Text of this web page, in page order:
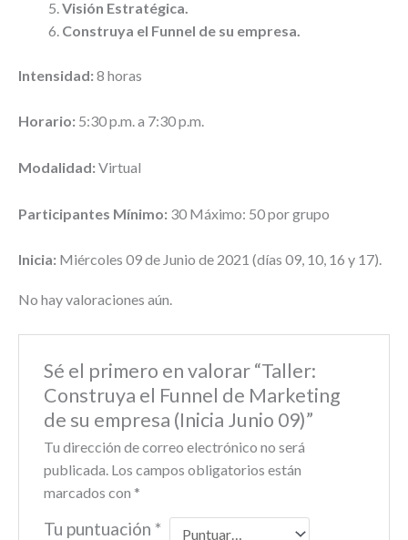
Visión Estratégica.
Construya el Funnel de su empresa.
Intensidad: 8 horas
Horario: 5:30 p.m. a 7:30 p.m.
Modalidad: Virtual
Participantes Mínimo: 30 Máximo: 50 por grupo
Inicia: Miércoles 09 de Junio de 2021 (días 09, 10, 16 y 17).
No hay valoraciones aún.
Sé el primero en valorar “Taller:
Construya el Funnel de Marketing
de su empresa (Inicia Junio 09)”
Tu dirección de correo electrónico no será
publicada. Los campos obligatorios están
marcados con *
Tu puntuación *